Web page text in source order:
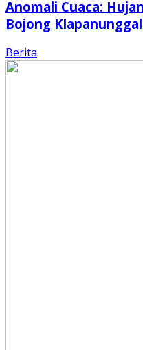
Anomali Cuaca:
Bojong
Berita